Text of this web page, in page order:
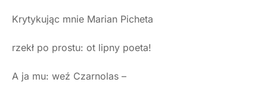
Krytykując mnie Marian Picheta
rzekł po prostu: ot lipny poeta!
A ja mu: weź Czarnolas –